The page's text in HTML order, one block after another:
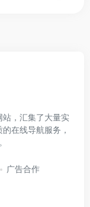
，汇集了大量实
在线导航服务，
广告合作